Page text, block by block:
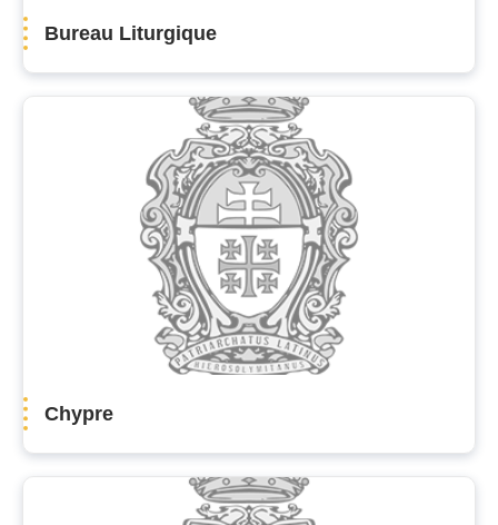
Bureau Liturgique
Chypre